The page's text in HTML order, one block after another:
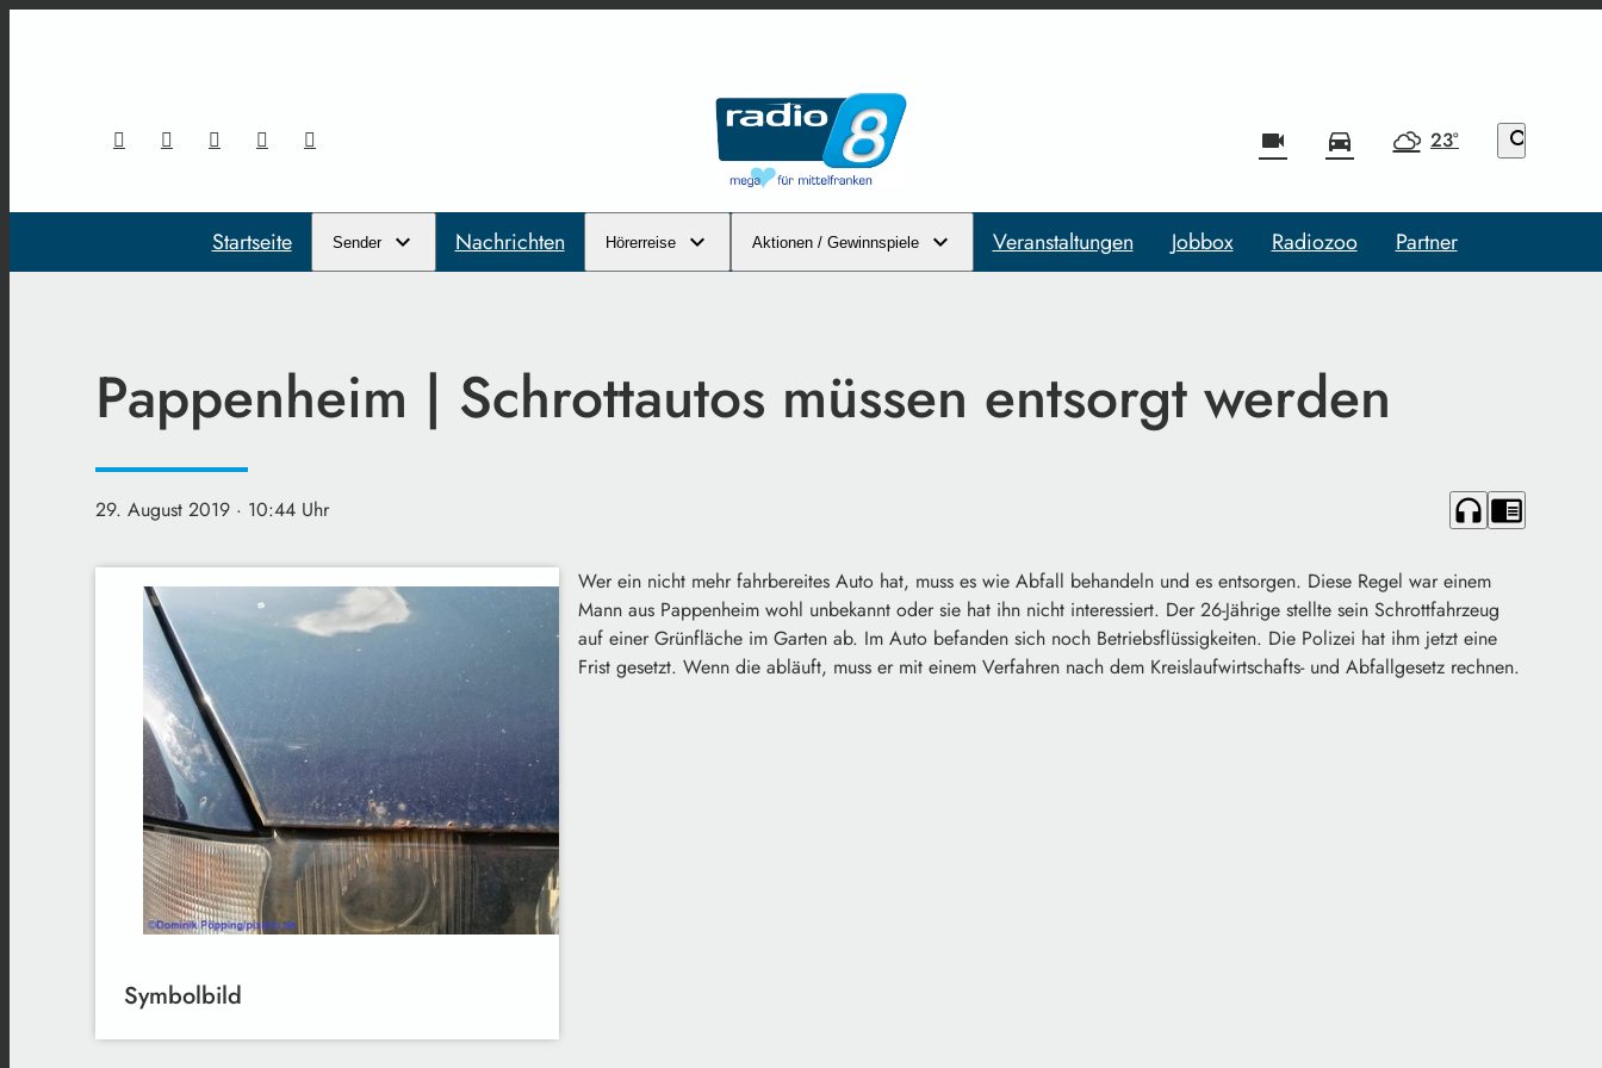
videocam directions_car 23° search
Startseite Sender Nachrichten Hörerreise Aktionen / Gewinnspiele Veranstaltungen Jobbox Radiozoo Partner
Pappenheim | Schrottautos müssen entsorgt werden
29. August 2019 · 10:44 Uhr headphones chrome_reader_mode
Symbolbild
Wer ein nicht mehr fahrbereites Auto hat, muss es wie Abfall behandeln und es entsorgen. Diese Regel war einem
Mann aus Pappenheim wohl unbekannt oder sie hat ihn nicht interessiert. Der 26-Jährige stellte sein Schrottfahrzeug
auf einer Grünfläche im Garten ab. Im Auto befanden sich noch Betriebsflüssigkeiten. Die Polizei hat ihm jetzt eine
Frist gesetzt. Wenn die abläuft, muss er mit einem Verfahren nach dem Kreislaufwirtschafts- und Abfallgesetz rechnen.